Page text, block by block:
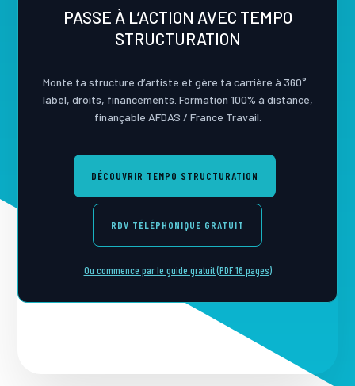
PASSE À L’ACTION AVEC TEMPO
STRUCTURATION
Monte ta structure d’artiste et gère ta carrière à 360° :
label, droits, financements. Formation 100% à distance,
finançable AFDAS / France Travail.
DÉCOUVRIR TEMPO STRUCTURATION
RDV TÉLÉPHONIQUE GRATUIT
Ou commence par le guide gratuit (PDF 16 pages)